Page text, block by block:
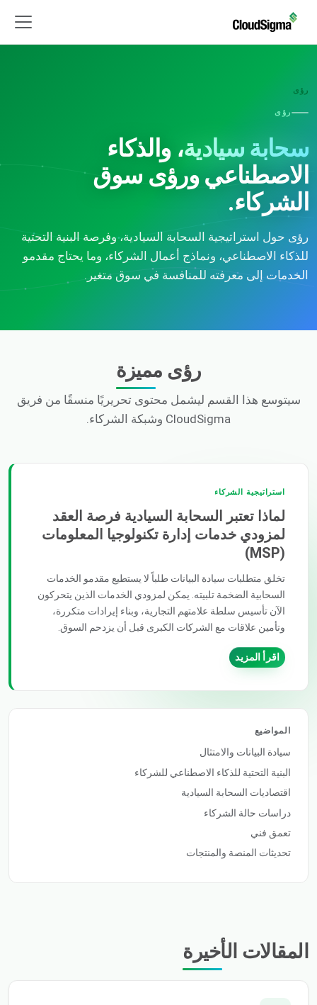
رؤى
رؤى
سحابة سيادية، والذكاء
الاصطناعي ورؤى سوق
الشركاء.
رؤى حول استراتيجية السحابة السيادية، وفرصة البنية التحتية
للذكاء الاصطناعي، ونماذج أعمال الشركاء، وما يحتاج مقدمو
الخدمات إلى معرفته للمنافسة في سوق متغير.
رؤى مميزة
سيتوسع هذا القسم ليشمل محتوى تحريريًا منسقًا من فريق
CloudSigma وشبكة الشركاء.
استراتيجية الشركاء
لماذا تعتبر السحابة السيادية فرصة العقد
لمزودي خدمات إدارة تكنولوجيا المعلومات
(MSP)
تخلق متطلبات سيادة البيانات طلباً لا يستطيع مقدمو الخدمات
السحابية الضخمة تلبيته. يمكن لمزودي الخدمات الذين يتحركون
الآن تأسيس سلطة علامتهم التجارية، وبناء إيرادات متكررة،
وتأمين علاقات مع الشركات الكبرى قبل أن يزدحم السوق.
اقرأ المزيد
المواضيع
سيادة البيانات والامتثال
البنية التحتية للذكاء الاصطناعي للشركاء
اقتصاديات السحابة السيادية
دراسات حالة الشركاء
تعمق فني
تحديثات المنصة والمنتجات
المقالات الأخيرة